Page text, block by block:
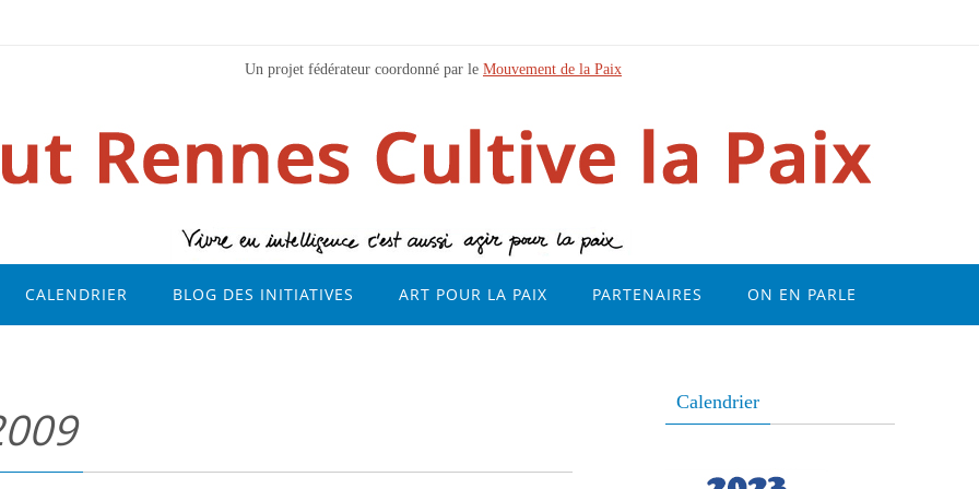
Un projet fédérateur coordonné par le Mouvement de la Paix
CALENDRIER BLOG DES INITIATIVES ART POUR LA PAIX PARTENAIRES ON EN PARLE
Calendrier